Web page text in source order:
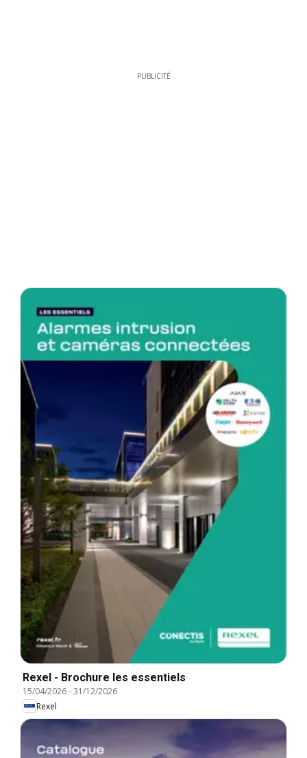
PUBLICITÉ
Rexel - Brochure les essentiels
15/04/2026-31/12/2026
Rexel